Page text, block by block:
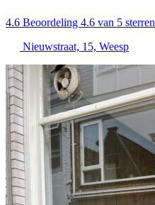
4.6 Beoordeling 4.6 van 5 sterren
Nieuwstraat, 15, Weesp